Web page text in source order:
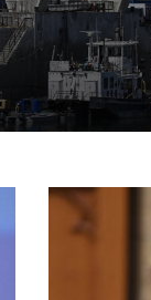
H